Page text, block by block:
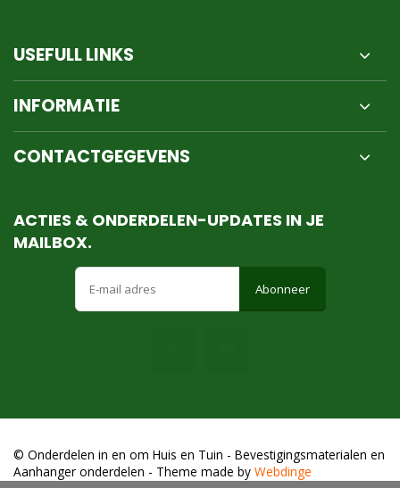
USEFULL LINKS
INFORMATIE
CONTACTGEGEVENS
ACTIES & ONDERDELEN-UPDATES IN JE
MAILBOX.
Abonneer
© Onderdelen in en om Huis en Tuin - Bevestigingsmaterialen en
Aanhanger onderdelen - Theme made by Webdinge